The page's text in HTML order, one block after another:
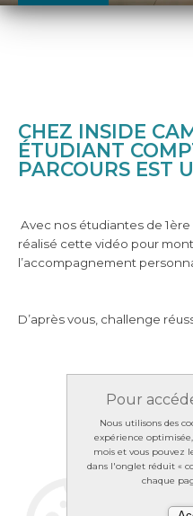
CHEZ INSIDE
ÉTUDIANT
PARCOURS EST
Avec nos étudiantes de
réalisé cette vidéo pour
l’accompagnement
D’après vous, challenge
Pour
Nous utilisons des
expérience
mois et vous pouvez
dans l'onglet réduit «
chaque